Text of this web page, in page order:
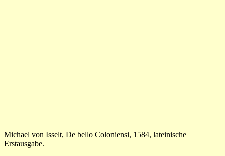
Michael von Isselt, De bello Coloniensi, 1584, lateinische
Erstausgabe.